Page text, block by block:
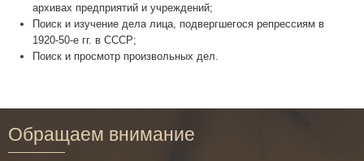
архивах предприятий и учреждений;
Поиск и изучение дела лица, подвергшегося репрессиям в
1920-50-е гг. в СССР;
Поиск и просмотр произвольных дел.
Обращаем внимание